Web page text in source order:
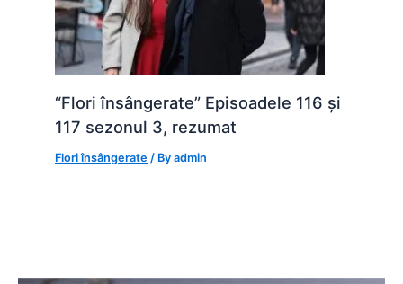
“Flori însângerate” Episoadele 116 și
117 sezonul 3, rezumat
Flori însângerate / Byadmin